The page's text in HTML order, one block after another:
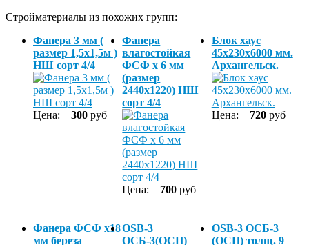
Стройматериалы из похожих групп:
Фанера 3 мм (
размер 1,5х1,5м )
НШ сорт 4/4
Цена: 300 руб
Фанера
влагостойкая
ФСФ х 6 мм
(размер
2440х1220) НШ
сорт 4/4
Цена: 700 руб
Блок хаус
45х230х6000 мм.
Архангельск.
Цена: 720руб
Фанера ФСФ х18
мм береза
OSB-3
ОСБ-3(ОСП)
OSB-3 ОСБ-3
(ОСП) толщ. 9